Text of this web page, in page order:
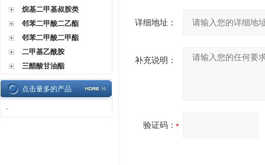
烷基二甲基叔胺类
邻苯二甲酸二乙酯
邻苯二甲酸二甲酯
二甲基乙酰胺
三醋酸甘油酯
点击量多的产品
·
详细地址：
补充说明：
验证码：